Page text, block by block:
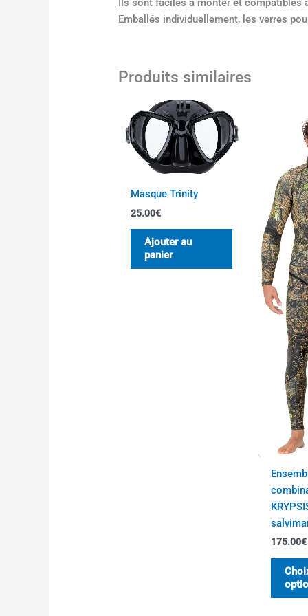
Ils sont faciles à monter et compatibles
Emballés individuellement, les verres
Produits similaires
Masque Trinity
25.00€
Ajouter au
panier
175.00€